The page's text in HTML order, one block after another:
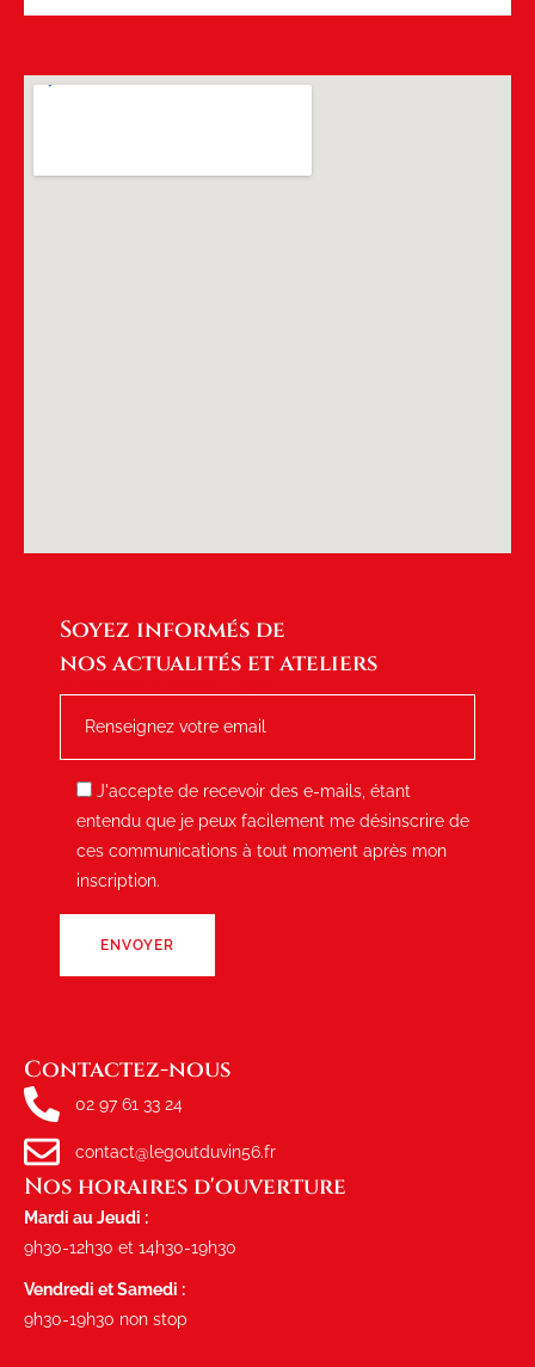
Soyez informés de
nos actualités et ateliers
J'accepte de recevoir des e-mails, étant
entendu que je peux facilement me désinscrire de
ces communications à tout moment après mon
inscription.
Contactez-nous
02 97 61 33 24
contact@legoutduvin56.fr
Nos horaires d'ouverture
Mardi au Jeudi :
9h30-12h30 et 14h30-19h30
Vendredi et Samedi :
9h30-19h30 non stop